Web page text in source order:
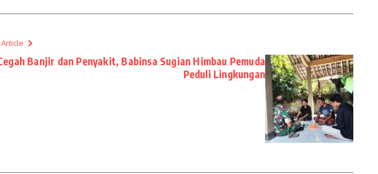
Banjir dan Penyakit, Babinsa Sugian Himbau Pemuda
Peduli Lingkungan